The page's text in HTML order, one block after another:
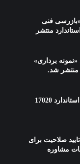
فنی
منتشر
برداری»
منتشر شد.
در کمیسیون اولیه تجدید نظر استاندارد 17020
صلاحیت برای
مشاوره